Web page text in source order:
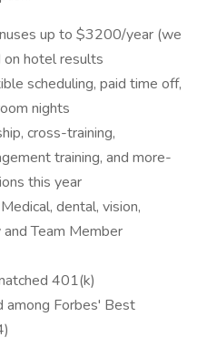
up to $3200/year (we
on hotel results
scheduling, paid time off,
nights
cross-training,
training, and more-
this year
Medical, dental, vision,
Team Member
401(k)
among Forbes' Best